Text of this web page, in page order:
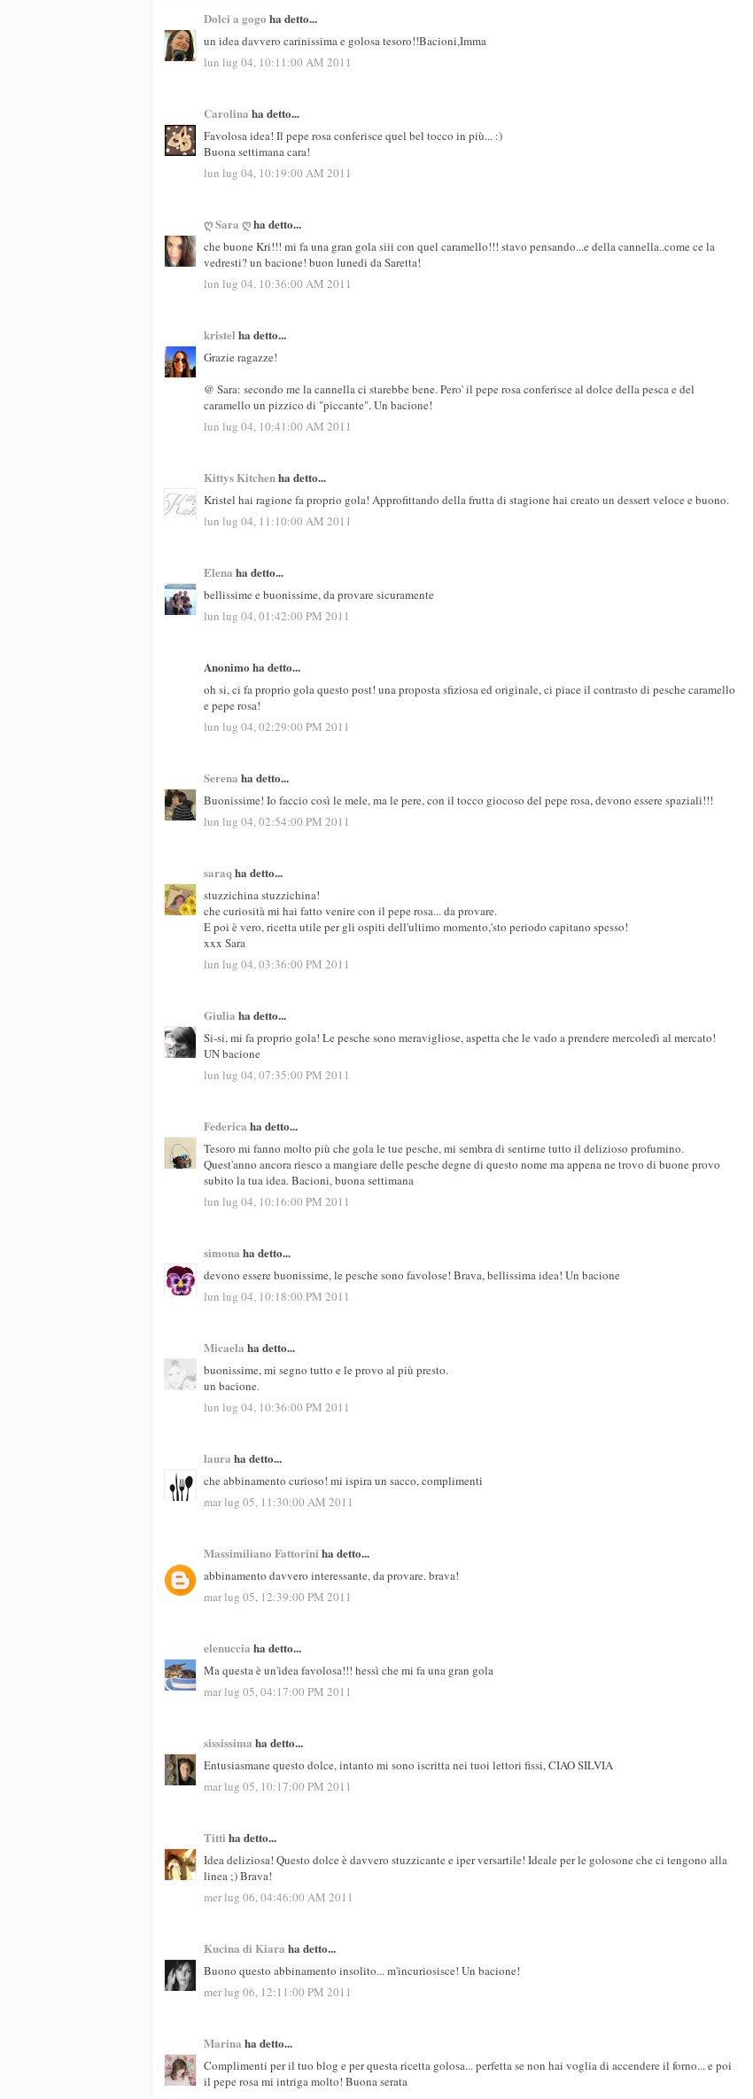
Dolci a gogo ha detto...
un idea davvero carinissima e golosa tesoro!!Bacioni,Imma
lun lug 04, 10:11:00 AM 2011
Carolina ha detto...
Favolosa idea! Il pepe rosa conferisce quel bel tocco in più... :)
Buona settimana cara!
lun lug 04, 10:19:00 AM 2011
ღ Sara ღha detto...
che buone Kri!!! mi fa una gran gola siii con quel caramello!!! stavo pensando...e della cannella..come ce la
vedresti? un bacione! buon lunedi da Saretta!
lun lug 04, 10:36:00 AM 2011
kristel ha detto...
Grazie ragazze!
@ Sara: secondo me la cannella ci starebbe bene. Pero' il pepe rosa conferisce al dolce della pesca e del
caramello un pizzico di "piccante". Un bacione!
lun lug 04, 10:41:00 AM 2011
Kittys Kitchenha detto...
Kristel hai ragione fa proprio gola! Approfittando della frutta di stagione hai creato un dessert veloce e buono.
lun lug 04, 11:10:00 AM 2011
Elena ha detto...
bellissime e buonissime, da provare sicuramente
lun lug 04, 01:42:00 PM 2011
Anonimo ha detto...
oh si, ci fa proprio gola questo post! una proposta sfiziosa ed originale, ci piace il contrasto di pesche caramello
e pepe rosa!
lun lug 04, 02:29:00 PM 2011
Serena ha detto...
Buonissime! Io faccio così le mele, ma le pere, con il tocco giocoso del pepe rosa, devono essere spaziali!!!
lun lug 04, 02:54:00 PM 2011
saraqha detto...
stuzzichina stuzzichina!
che curiosità mi hai fatto venire con il pepe rosa... da provare.
E poi è vero, ricetta utile per gli ospiti dell'ultimo momento,'sto periodo capitano spesso!
xxx Sara
lun lug 04, 03:36:00 PM 2011
Giulia ha detto...
Si-si, mi fa proprio gola! Le pesche sono meravigliose, aspetta che le vado a prendere mercoledì al mercato!
UN bacione
lun lug 04, 07:35:00 PM 2011
Federica ha detto...
Tesoro mi fanno molto più che gola le tue pesche, mi sembra di sentirne tutto il delizioso profumino.
Quest'anno ancora riesco a mangiare delle pesche degne di questo nome ma appena ne trovo di buone provo
subito la tua idea. Bacioni, buona settimana
lun lug 04, 10:16:00 PM 2011
simona ha detto...
devono essere buonissime, le pesche sono favolose! Brava, bellissima idea! Un bacione
lun lug 04, 10:18:00 PM 2011
Micaela ha detto...
buonissime, mi segno tutto e le provo al più presto.
un bacione.
lun lug 04, 10:36:00 PM 2011
laura ha detto...
che abbinamento curioso! mi ispira un sacco, complimenti
mar lug 05, 11:30:00 AM 2011
Massimiliano Fattorini ha detto...
abbinamento davvero interessante, da provare. brava!
mar lug 05, 12:39:00 PM 2011
elenuccia ha detto...
Ma questa è un'idea favolosa!!! hessì che mi fa una gran gola
mar lug 05, 04:17:00 PM 2011
sississima ha detto...
Entusiasmane questo dolce, intanto mi sono iscritta nei tuoi lettori fissi, CIAO SILVIA
mar lug 05, 10:17:00 PM 2011
Titti ha detto...
Idea deliziosa! Questo dolce è davvero stuzzicante e iper versartile! Ideale per le golosone che ci tengono alla
linea ;) Brava!
mer lug 06, 04:46:00 AM 2011
Kucina di Kiara ha detto...
Buono questo abbinamento insolito... m'incuriosisce! Un bacione!
mer lug 06, 12:11:00 PM 2011
Marina ha detto...
Complimenti per il tuo blog e per questa ricetta golosa... perfetta se non hai voglia di accendere il forno... e poi
il pepe rosa mi intriga molto! Buona serata